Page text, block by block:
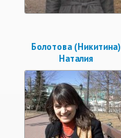
Болотова (Никитина)
Наталия